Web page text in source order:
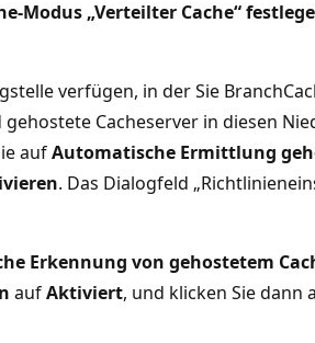
Modus „Verteilter Cache“
verfügen, in der Sie
Cacheserver in diesen
aufAutomatische Ermittlung
. Das Dialogfeld
Erkennung von gehostetem
aufAktiviert, und klicken Sie dann